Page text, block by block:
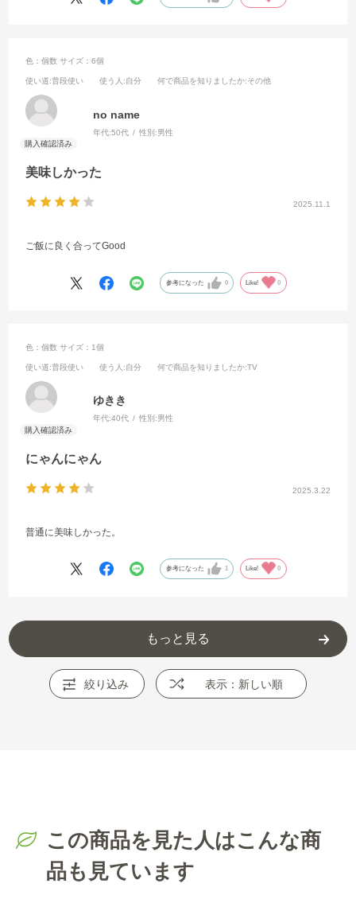
2025.11.1
美味しかった
色：個数 サイズ：6個
使い道:普段使い 使う人 :自分 何で商品を知りましたか:その他
no name
年代:50代 性別:男性
ご飯に良く合ってGood
参考になった 0 Like! 0
2025.3.22
にゃんにゃん
色：個数 サイズ：1個
使い道:普段使い 使う人 :自分 何で商品を知りましたか:TV
ゆきき
年代:40代 性別:男性
普通に美味しかった。
参考になった 1 Like! 0
もっと見る
絞り込み 表示：新しい順
この商品を見た人はこんな商
品も見ています